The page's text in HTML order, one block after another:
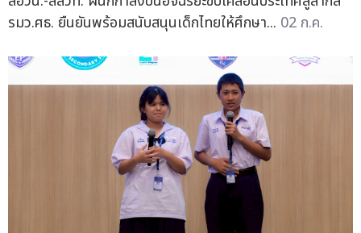
รมว.ศธ. ยืนยันพร้อมสนับสนุนเด็กไทยให้ศึกษา... 02 ก.ค.